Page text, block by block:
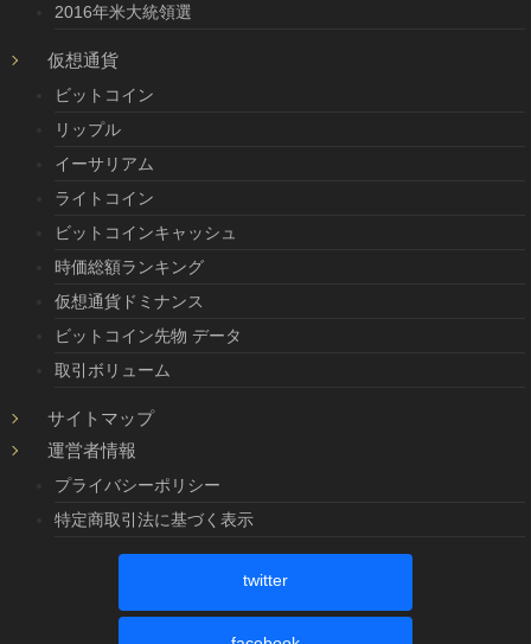
2016年米大統領選
仮想通貨
ビットコイン
リップル
イーサリアム
ライトコイン
ビットコインキャッシュ
時価総額ランキング
仮想通貨ドミナンス
ビットコイン先物 データ
取引ボリューム
サイトマップ
運営者情報
プライバシーポリシー
特定商取引法に基づく表示
twitter